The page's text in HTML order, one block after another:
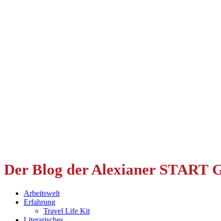
Der Blog der Alexianer START
Arbeitswelt
Erfahrung
Travel Life Kit